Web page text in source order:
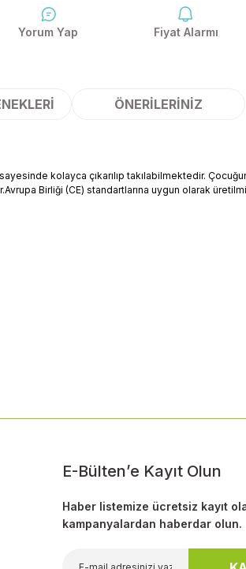
Yorum Yap Fiyat Alarmı
ÖNERILERINIZ
kolayca çıkarılıp takılabilmektedir.
Avrupa Birliği (CE) standartlarına uygun olarak
E-Bülten’e Kayıt Olun
Haber listemize ücretsiz kayıt
kampanyalardan haberdar olun.